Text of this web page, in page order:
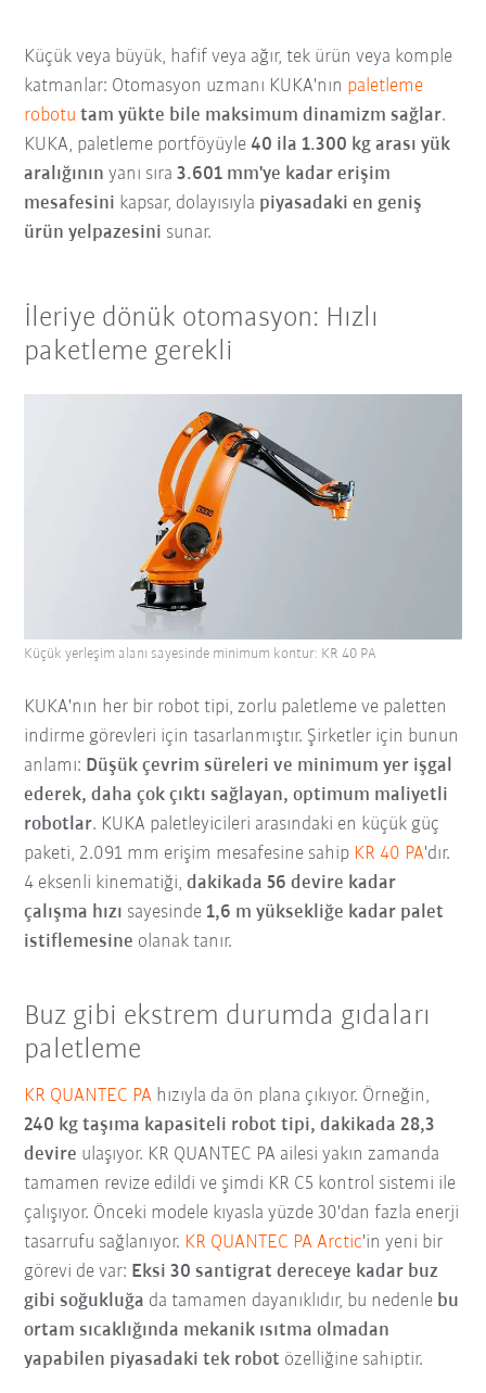
Küçük veya büyük, hafif veya ağır, tek ürün veya komple
katmanlar: Otomasyon uzmanı KUKA'nın paletleme
robotu tam yükte bile maksimum dinamizm sağlar.
KUKA, paletleme portföyüyle 40 ila 1.300 kg arası yük
aralığınınyanı sıra3.601 mm'ye kadar erişim
mesafesini kapsar, dolayısıyla piyasadaki en geniş
ürün yelpazesini sunar.
İleriye dönük otomasyon: Hızlı
paketleme gerekli
KUKA'nın her bir robot tipi, zorlu paletleme ve paletten
indirme görevleri için tasarlanmıştır. Şirketler için bunun
anlamı: Düşük çevrim süreleri ve minimum yer işgal
ederek, daha çok çıktı sağlayan, optimum maliyetli
robotlar. KUKA paletleyicileri arasındaki en küçük güç
paketi, 2.091 mm erişim mesafesine sahip KR 40 PA'dır.
4 eksenli kinematiği,dakikada 56 devire kadar
çalışma hızı sayesinde 1,6 m yüksekliğe kadar palet
istiflemesine olanak tanır.
Küçük yerleşim alanı sayesinde minimum kontur: KR 40 PA
Buz gibi ekstrem durumda gıdaları
paletleme
KR QUANTEC PA hızıyla da ön plana çıkıyor. Örneğin,
240 kg taşıma kapasiteli robot tipi, dakikada 28,3
devire ulaşıyor. KR QUANTEC PA ailesi yakın zamanda
tamamen revize edildi ve şimdi KR C5 kontrol sistemi ile
çalışıyor. Önceki modele kıyasla yüzde 30'dan fazla enerji
tasarrufu sağlanıyor. KR QUANTEC PA Arctic'in yeni bir
görevi de var: Eksi 30 santigrat dereceye kadar buz
gibi soğukluğa da tamamen dayanıklıdır, bu nedenle bu
ortam sıcaklığında mekanik ısıtma olmadan
yapabilen piyasadaki tek robot özelliğine sahiptir.